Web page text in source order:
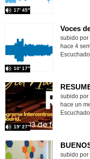
17′ 45″
Voces
Contenido
subido por
10′ 17″
hace 4
Escuchado
Contenido
subido por
19′ 27″
hace un
Escuchado
Contenido
subido por